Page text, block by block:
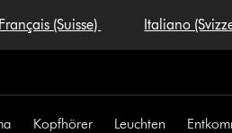
Français (Suisse) Italiano
Kopfhörer Leuchten